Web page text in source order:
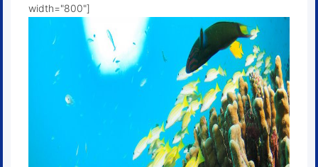
width="800"]